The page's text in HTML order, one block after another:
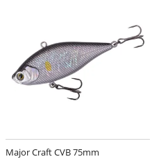
Major Craft CVB 75mm